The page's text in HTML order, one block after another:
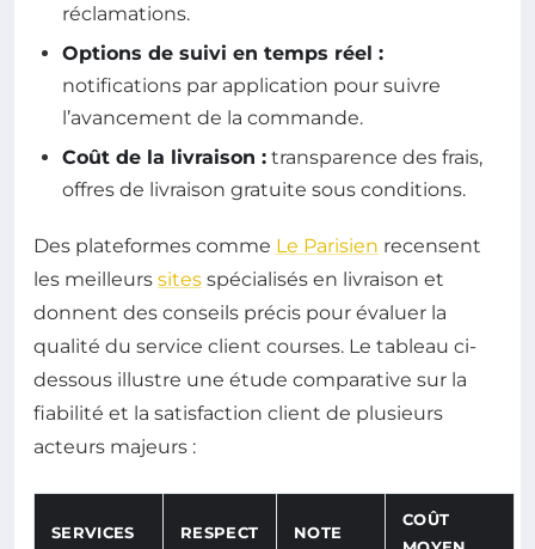
réclamations.
Options de suivi en temps réel :
notifications par application pour suivre
l’avancement de la commande.
Coût de la livraison : transparence des frais,
offres de livraison gratuite sous conditions.
Des plateformes comme Le Parisien recensent
les meilleurs sites spécialisés en livraison et
donnent des conseils précis pour évaluer la
qualité du service client courses. Le tableau ci-
dessous illustre une étude comparative sur la
fiabilité et la satisfaction client de plusieurs
acteurs majeurs :
SERVICES
RESPECT
NOTE
COÛT